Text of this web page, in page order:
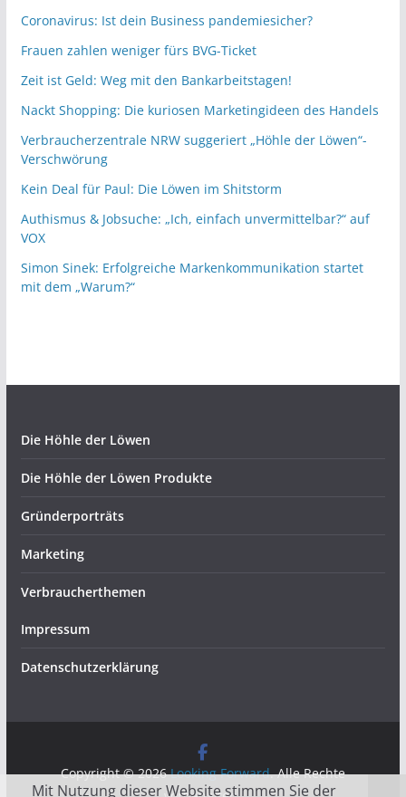
Coronavirus: Ist dein Business pandemiesicher?
Frauen zahlen weniger fürs BVG-Ticket
Zeit ist Geld: Weg mit den Bankarbeitstagen!
Nackt Shopping: Die kuriosen Marketingideen des Handels
Verbraucherzentrale NRW suggeriert „Höhle der Löwen“-
Verschwörung
Kein Deal für Paul: Die Löwen im Shitstorm
Authismus & Jobsuche: „Ich, einfach unvermittelbar?“ auf
VOX
Simon Sinek: Erfolgreiche Markenkommunikation startet
mit dem „Warum?“
Die Höhle der Löwen
Die Höhle der Löwen Produkte
Gründerporträts
Marketing
Verbraucherthemen
Impressum
Datenschutzerklärung
Copyright © 2026Looking Forward. Alle Rechte
Mit Nutzung dieser Website stimmen Sie der